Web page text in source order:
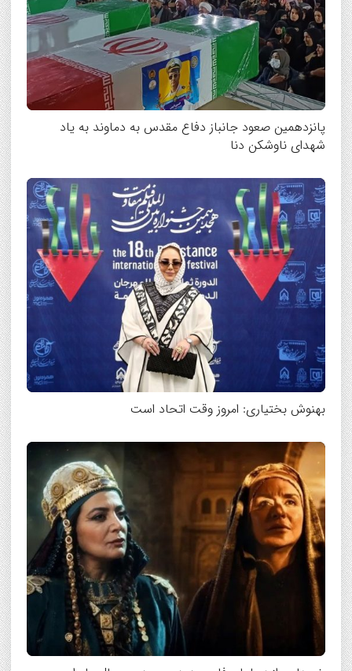
پانزدهمین صعود جانباز دفاع مقدس به دماوند به یاد
شهدای ناوشکن دنا
بهنوش بختیاری: امروز وقت اتحاد است